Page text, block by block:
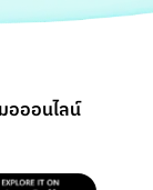
อออนไลน์